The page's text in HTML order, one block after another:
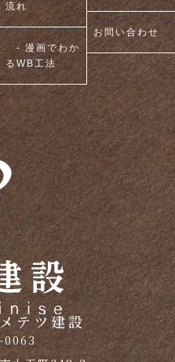
テツ建設
0063
流れ
- 漫画でわか
るWB工法
お問い合わせ